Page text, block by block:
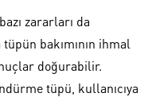
zararları da
bakımının ihmal
doğurabilir.
tüpü, kullanıcıya